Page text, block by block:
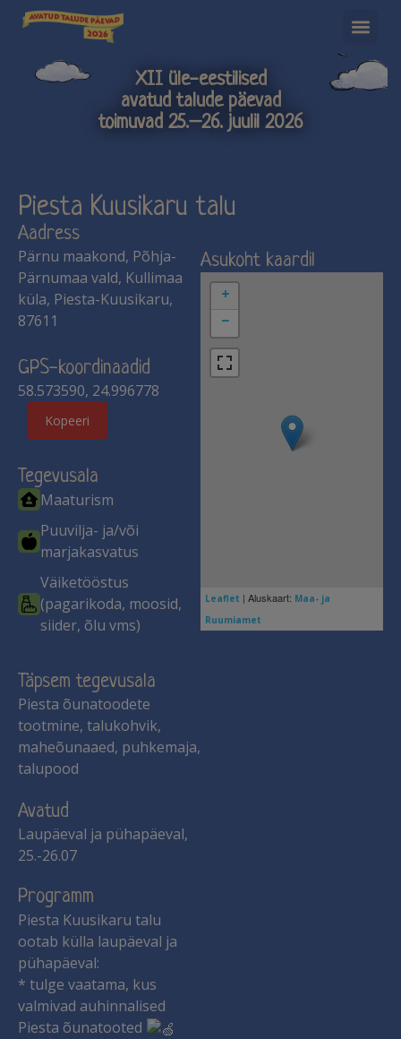
XII üle-eestilised
avatud talude päevad
toimuvad 25.–26. juulil 2026
Piesta Kuusikaru talu
Aadress
Pärnu maakond, Põhja-
Pärnumaa vald, Kullimaa
küla, Piesta-Kuusikaru,
87611
GPS-koordinaadid
58.573590, 24.996778
Kopeeri
Tegevusala
Maaturism
Puuvilja- ja/või
marjakasvatus
Väiketööstus
(pagarikoda, moosid,
siider, õlu vms)
Täpsem tegevusala
Piesta õunatoodete
tootmine, talukohvik,
maheõunaaed, puhkemaja,
talupood
Avatud
Laupäeval ja pühapäeval,
25.-26.07
Programm
Piesta Kuusikaru talu
ootab külla laupäeval ja
pühapäeval:
* tulge vaatama, kus
valmivad auhinnalised
Piesta õunatooted
Asukoht kaardil
+
−
Leaflet | Aluskaart: Maa- ja
Ruumiamet